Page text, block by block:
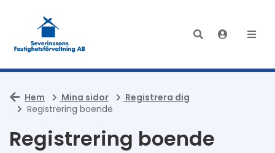
Hem Mina sidor
Registrera dig
Registrering boende
Registrering boende